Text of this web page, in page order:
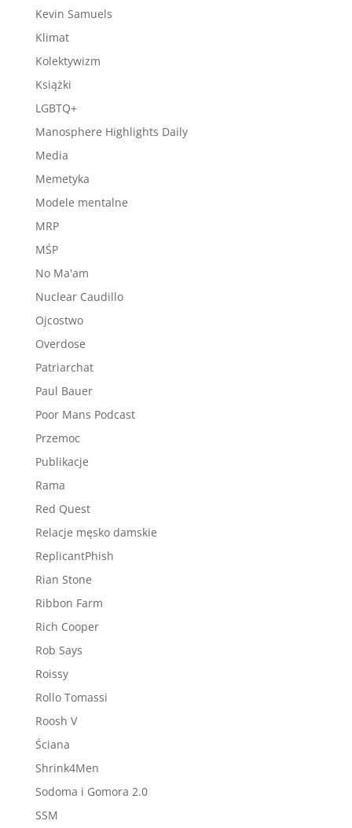
Kevin Samuels
Klimat
Kolektywizm
Książki
LGBTQ+
Manosphere Highlights Daily
Media
Memetyka
Modele mentalne
MRP
MŚP
No Ma'am
Nuclear Caudillo
Ojcostwo
Overdose
Patriarchat
Paul Bauer
Poor Mans Podcast
Przemoc
Publikacje
Rama
Red Quest
Relacje męsko damskie
ReplicantPhish
Rian Stone
Ribbon Farm
Rich Cooper
Rob Says
Roissy
Rollo Tomassi
Roosh V
Ściana
Shrink4Men
Sodoma i Gomora 2.0
SSM